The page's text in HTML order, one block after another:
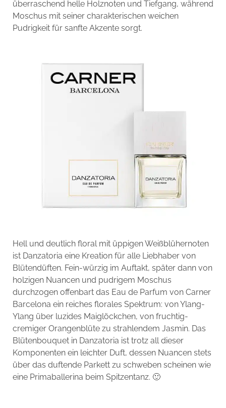
überraschend helle Holznoten und Tiefgang, während
Moschus mit seiner charakterischen weichen
Pudrigkeit für sanfte Akzente sorgt.
Hell und deutlich floral mit üppigen Weißblühernoten
ist Danzatoria eine Kreation für alle Liebhaber von
Blütendüften. Fein-würzig im Auftakt, später dann von
holzigen Nuancen und pudrigem Moschus
durchzogen offenbart das Eau de Parfum von Carner
Barcelona ein reiches florales Spektrum: von Ylang-
Ylang über luzides Maiglöckchen, von fruchtig-
cremiger Orangenblüte zu strahlendem Jasmin. Das
Blütenbouquet in Danzatoria ist trotz all dieser
Komponenten ein leichter Duft, dessen Nuancen stets
über das duftende Parkett zu schweben scheinen wie
eine Primaballerina beim Spitzentanz. 🙂